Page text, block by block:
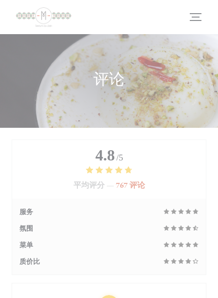
Cookie管理面板
评论
4.8 /5
平均评分 —767 评论
服务
氛围
菜单
质价比